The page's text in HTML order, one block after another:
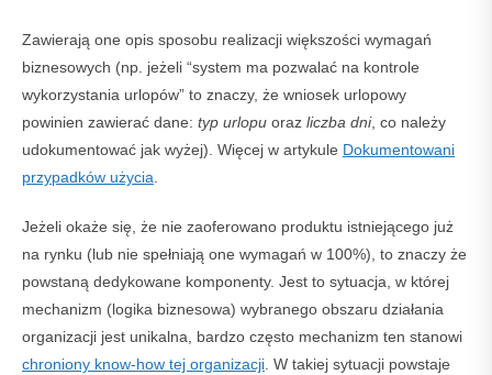
Zawierają one opis sposobu realizacji większości wymagań
biznesowych (np. jeżeli “system ma pozwalać na kontrole
wykorzystania urlopów” to znaczy, że wniosek urlopowy
powinien zawierać dane: typ urlopu oraz liczba dni, co należy
udokumentować jak wyżej). Więcej w artykule Dokumentowani
przypadków użycia.
Jeżeli okaże się, że nie zaoferowano produktu istniejącego już
na rynku (lub nie spełniają one wymagań w 100%), to znaczy że
powstaną dedykowane komponenty. Jest to sytuacja, w której
mechanizm (logika biznesowa) wybranego obszaru działania
organizacji jest unikalna, bardzo często mechanizm ten stanowi
chroniony know-how tej organizacji. W takiej sytuacji powstaje